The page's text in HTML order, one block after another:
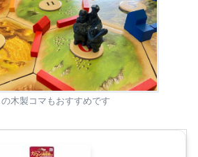
木製コマもおすすめです